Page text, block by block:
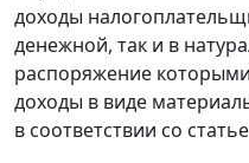
доходы
денежной, так и в
распоряжение
доходы в виде
в соответствии со